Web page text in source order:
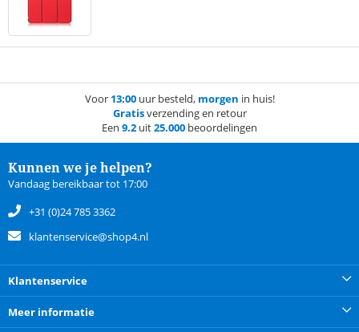
Voor 13:00uur besteld, morgen in huis!
Gratisverzending en retour
Een 9.2 uit25.000 beoordelingen
Kunnen we je helpen?
Vandaag bereikbaar tot 17:00
+31 (0)24 785 3362
klantenservice@shop4.nl
Klantenservice
Meer informatie